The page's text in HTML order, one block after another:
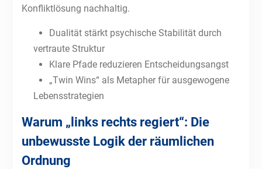
Konfliktlösung nachhaltig.
Dualität stärkt psychische Stabilität durch
vertraute Struktur
Klare Pfade reduzieren Entscheidungsangst
„Twin Wins“ als Metapher für ausgewogene
Lebensstrategien
Warum „links rechts regiert“: Die
unbewusste Logik der räumlichen
Ordnung